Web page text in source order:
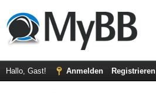
Hallo, Gast! Anmelden Registrieren